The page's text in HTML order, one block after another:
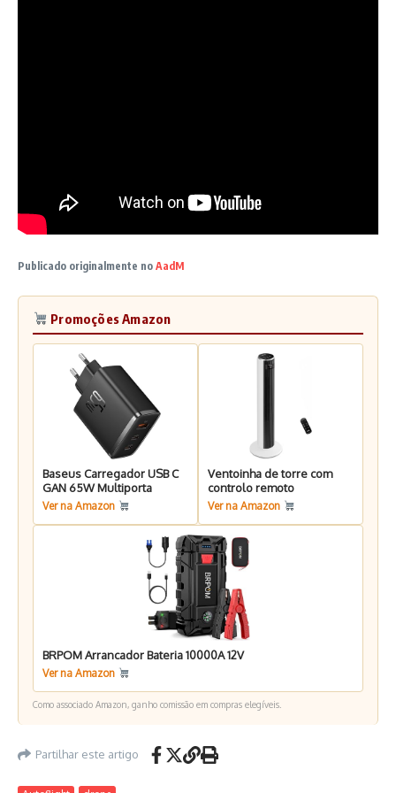
Publicado originalmente no AadM
Promoções Amazon
Baseus Carregador USB C
GAN 65W Multiporta
Ver na Amazon
Ventoinha de torre com
controlo remoto
Ver na Amazon
BRPOM Arrancador Bateria 10000A 12V
Ver na Amazon
Como associado Amazon, ganho comissão em compras elegíveis.
Partilhar este artigo